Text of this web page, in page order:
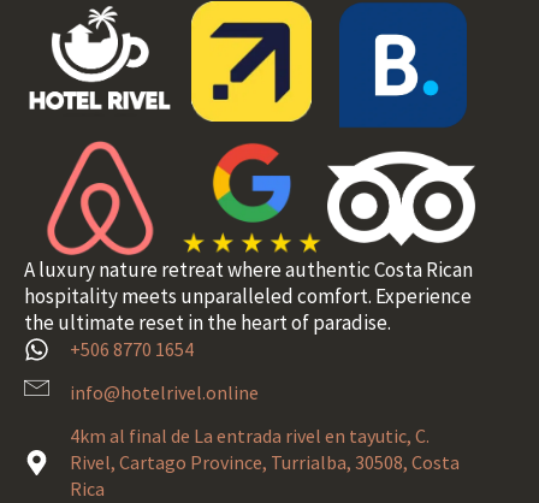
A luxury nature retreat where authentic Costa Rican
hospitality meets unparalleled comfort. Experience
the ultimate reset in the heart of paradise.
+506 8770 1654
info@hotelrivel.online
4km al final de La entrada rivel en tayutic, C.
Rivel, Cartago Province, Turrialba, 30508, Costa
Rica